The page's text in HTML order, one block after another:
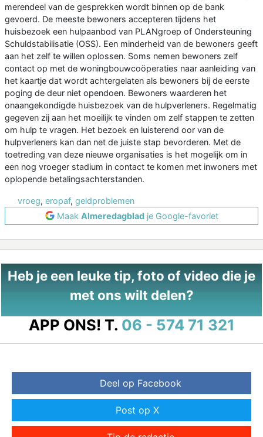
merendeel van de gesprekken wordt binnen op de bank
gevoerd. De meeste bewoners accepteren tijdens het
huisbezoek een hulpaanbod van PLANgroep of Ondersteuning
Schuldstabilisatie (OSS). Een minderheid van de bewoners geeft
aan het zelf te willen oplossen. Soms nemen bewoners zelf
contact op met de woningbouwcoöperaties naar aanleiding van
het kaartje dat wordt achtergelaten als bewoners bij de eerste
poging de deur niet opendoen. Bewoners waarderen het
onaangekondigde huisbezoek van de hulpverleners. Regelmatig
gegeven zij aan het moeilijk te vinden om zelf stappen te zetten
om hulp te vragen. Het bezoek en luisterend oor van de
hulpverleners kan dan net de juiste stap bevorderen. Met de
toetreding van deze nieuwe organisaties is het mogelijk om in
een nog vroeger stadium in contact te komen met inwoners met
oplopende betalingsachterstanden.
vroeg, eropaf, geldproblemen
Maak Almeredagbladje Google-favoriet
Heb je een leuke tip, foto of video die je
met ons wilt delen?
APP ONS! T. 06 - 574 71 321
Deel op Facebook
Post op X